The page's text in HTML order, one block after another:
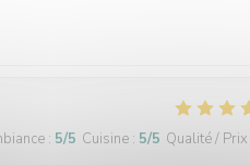
: 5/5 Cuisine : 5/5 Qualité / Prix